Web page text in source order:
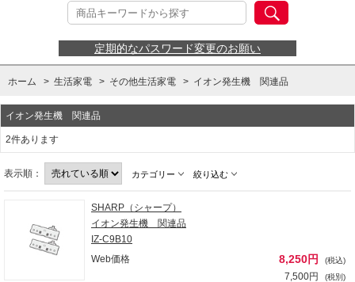
定期的なパスワード変更のお願い
ホーム > 生活家電 > その他生活家電 > イオン発生機 関連品
イオン発生機 関連品
2件あります
表示順： カテゴリー 絞り込む
SHARP（シャープ）
イオン発生機 関連品
IZ-C9B10
Web価格
8,250円 (税込)
7,500円 (税別)